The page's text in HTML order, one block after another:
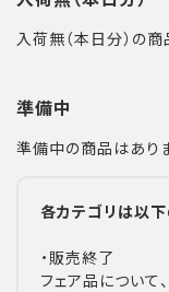
入荷無（本日分）の
準備中
準備中の商品はあり
各カテゴリは以
・販売終了
フェア品につい